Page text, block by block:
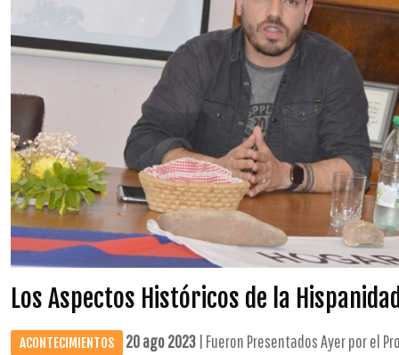
Los Aspectos Históricos de la
ACONTECIMIENTOS 20 ago 2023 | Fueron Presentados Ayer por el